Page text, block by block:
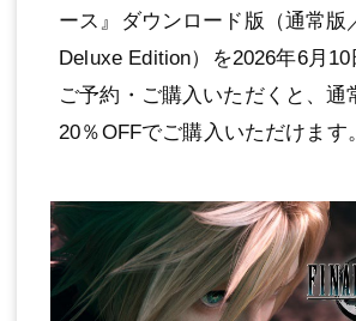
ース』ダウンロード版（通常版
Deluxe Edition）を2026年6月
ご予約・ご購入いただくと、通
20％OFFでご購入いただけます。